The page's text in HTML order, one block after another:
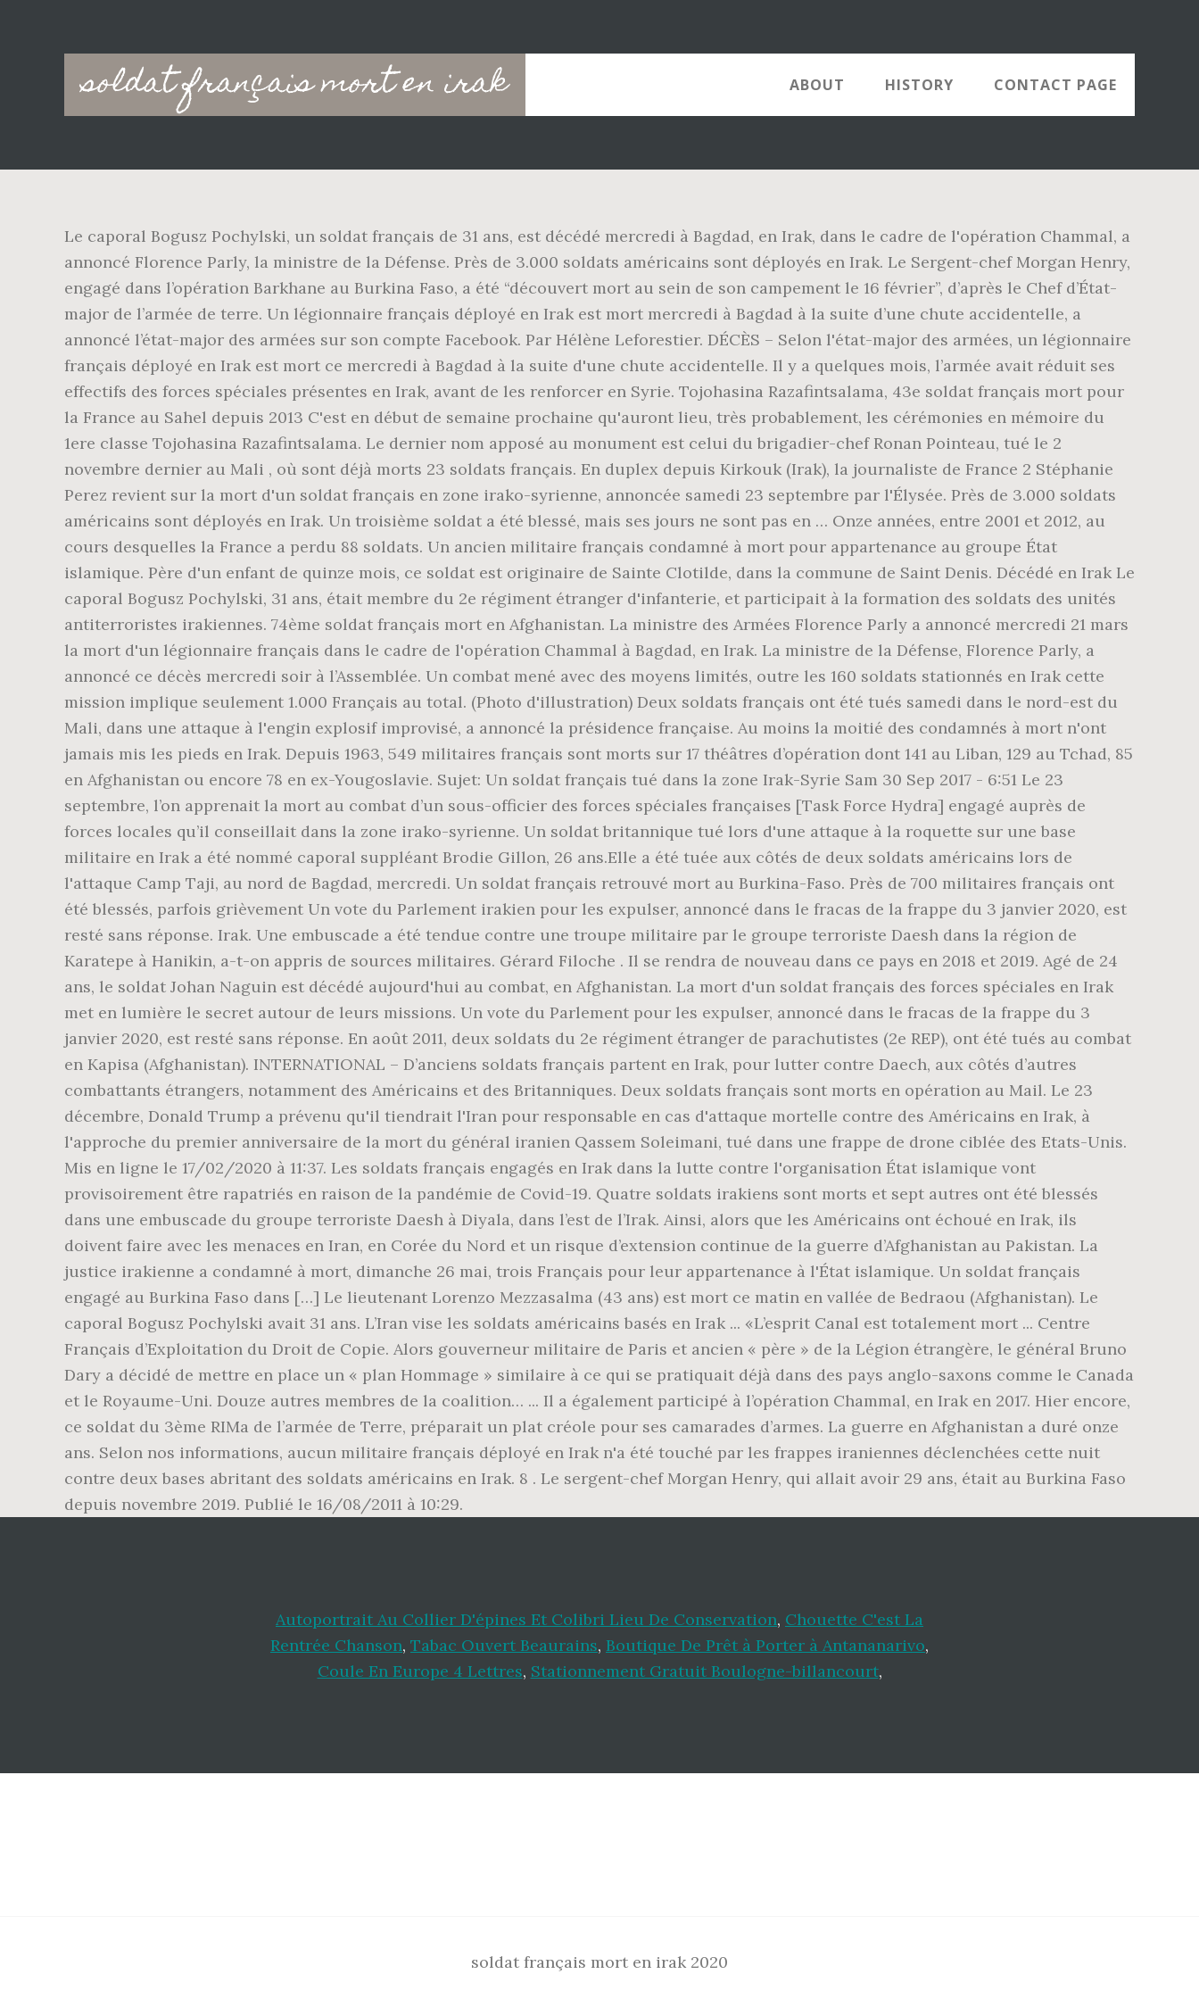
soldat français mort en irak
Main
navigation
ABOUT HISTORY CONTACT PAGE
Le caporal Bogusz Pochylski, un soldat français de 31 ans, est décédé mercredi à Bagdad, en Irak, dans le cadre de l'opération Chammal, a
annoncé Florence Parly, la ministre de la Défense. Près de 3.000 soldats américains sont déployés en Irak. Le Sergent-chef Morgan Henry,
engagé dans l’opération Barkhane au Burkina Faso, a été “découvert mort au sein de son campement le 16 février”, d’après le Chef d’État-
major de l’armée de terre. Un légionnaire français déployé en Irak est mort mercredi à Bagdad à la suite d’une chute accidentelle, a
annoncé l’état-major des armées sur son compte Facebook. Par Hélène Leforestier. DÉCÈS – Selon l'état-major des armées, un légionnaire
français déployé en Irak est mort ce mercredi à Bagdad à la suite d'une chute accidentelle. Il y a quelques mois, l’armée avait réduit ses
effectifs des forces spéciales présentes en Irak, avant de les renforcer en Syrie. Tojohasina Razafintsalama, 43e soldat français mort pour
la France au Sahel depuis 2013 C'est en début de semaine prochaine qu'auront lieu, très probablement, les cérémonies en mémoire du
1ere classe Tojohasina Razafintsalama. Le dernier nom apposé au monument est celui du brigadier-chef Ronan Pointeau, tué le 2
novembre dernier au Mali , où sont déjà morts 23 soldats français. En duplex depuis Kirkouk (Irak), la journaliste de France 2 Stéphanie
Perez revient sur la mort d'un soldat français en zone irako-syrienne, annoncée samedi 23 septembre par l'Élysée. Près de 3.000 soldats
américains sont déployés en Irak. Un troisième soldat a été blessé, mais ses jours ne sont pas en … Onze années, entre 2001 et 2012, au
cours desquelles la France a perdu 88 soldats. Un ancien militaire français condamné à mort pour appartenance au groupe État
islamique. Père d'un enfant de quinze mois, ce soldat est originaire de Sainte Clotilde, dans la commune de Saint Denis. Décédé en Irak Le
caporal Bogusz Pochylski, 31 ans, était membre du 2e régiment étranger d'infanterie, et participait à la formation des soldats des unités
antiterroristes irakiennes. 74ème soldat français mort en Afghanistan. La ministre des Armées Florence Parly a annoncé mercredi 21 mars
la mort d'un légionnaire français dans le cadre de l'opération Chammal à Bagdad, en Irak. La ministre de la Défense, Florence Parly, a
annoncé ce décès mercredi soir à l’Assemblée. Un combat mené avec des moyens limités, outre les 160 soldats stationnés en Irak cette
mission implique seulement 1.000 Français au total. (Photo d'illustration) Deux soldats français ont été tués samedi dans le nord-est du
Mali, dans une attaque à l'engin explosif improvisé, a annoncé la présidence française. Au moins la moitié des condamnés à mort n'ont
jamais mis les pieds en Irak. Depuis 1963, 549 militaires français sont morts sur 17 théâtres d’opération dont 141 au Liban, 129 au Tchad, 85
en Afghanistan ou encore 78 en ex-Yougoslavie. Sujet: Un soldat français tué dans la zone Irak-Syrie Sam 30 Sep 2017 - 6:51 Le 23
septembre, l’on apprenait la mort au combat d’un sous-officier des forces spéciales françaises [Task Force Hydra] engagé auprès de
forces locales qu’il conseillait dans la zone irako-syrienne. Un soldat britannique tué lors d'une attaque à la roquette sur une base
militaire en Irak a été nommé caporal suppléant Brodie Gillon, 26 ans.Elle a été tuée aux côtés de deux soldats américains lors de
l'attaque Camp Taji, au nord de Bagdad, mercredi. Un soldat français retrouvé mort au Burkina-Faso. Près de 700 militaires français ont
été blessés, parfois grièvement Un vote du Parlement irakien pour les expulser, annoncé dans le fracas de la frappe du 3 janvier 2020, est
resté sans réponse. Irak. Une embuscade a été tendue contre une troupe militaire par le groupe terroriste Daesh dans la région de
Karatepe à Hanikin, a-t-on appris de sources militaires. Gérard Filoche . Il se rendra de nouveau dans ce pays en 2018 et 2019. Agé de 24
ans, le soldat Johan Naguin est décédé aujourd'hui au combat, en Afghanistan. La mort d'un soldat français des forces spéciales en Irak
met en lumière le secret autour de leurs missions. Un vote du Parlement pour les expulser, annoncé dans le fracas de la frappe du 3
janvier 2020, est resté sans réponse. En août 2011, deux soldats du 2e régiment étranger de parachutistes (2e REP), ont été tués au combat
en Kapisa (Afghanistan). INTERNATIONAL – D’anciens soldats français partent en Irak, pour lutter contre Daech, aux côtés d’autres
combattants étrangers, notamment des Américains et des Britanniques. Deux soldats français sont morts en opération au Mail. Le 23
décembre, Donald Trump a prévenu qu'il tiendrait l'Iran pour responsable en cas d'attaque mortelle contre des Américains en Irak, à
l'approche du premier anniversaire de la mort du général iranien Qassem Soleimani, tué dans une frappe de drone ciblée des Etats-Unis.
Mis en ligne le 17/02/2020 à 11:37. Les soldats français engagés en Irak dans la lutte contre l'organisation État islamique vont
provisoirement être rapatriés en raison de la pandémie de Covid-19. Quatre soldats irakiens sont morts et sept autres ont été blessés
dans une embuscade du groupe terroriste Daesh à Diyala, dans l’est de l’Irak. Ainsi, alors que les Américains ont échoué en Irak, ils
doivent faire avec les menaces en Iran, en Corée du Nord et un risque d’extension continue de la guerre d’Afghanistan au Pakistan. La
justice irakienne a condamné à mort, dimanche 26 mai, trois Français pour leur appartenance à l'État islamique. Un soldat français
engagé au Burkina Faso dans […] Le lieutenant Lorenzo Mezzasalma (43 ans) est mort ce matin en vallée de Bedraou (Afghanistan). Le
caporal Bogusz Pochylski avait 31 ans. L’Iran vise les soldats américains basés en Irak ... «L’esprit Canal est totalement mort ... Centre
Français d’Exploitation du Droit de Copie. Alors gouverneur militaire de Paris et ancien « père » de la Légion étrangère, le général Bruno
Dary a décidé de mettre en place un « plan Hommage » similaire à ce qui se pratiquait déjà dans des pays anglo-saxons comme le Canada
et le Royaume-Uni. Douze autres membres de la coalition… ... Il a également participé à l’opération Chammal, en Irak en 2017. Hier encore,
ce soldat du 3ème RIMa de l’armée de Terre, préparait un plat créole pour ses camarades d’armes. La guerre en Afghanistan a duré onze
ans. Selon nos informations, aucun militaire français déployé en Irak n'a été touché par les frappes iraniennes déclenchées cette nuit
contre deux bases abritant des soldats américains en Irak. 8 . Le sergent-chef Morgan Henry, qui allait avoir 29 ans, était au Burkina Faso
depuis novembre 2019. Publié le 16/08/2011 à 10:29.
Autoportrait Au Collier D'épines Et Colibri Lieu De Conservation, Chouette C'est La
Rentrée Chanson, Tabac Ouvert Beaurains, Boutique De Prêt à Porter à Antananarivo,
Coule En Europe 4 Lettres, Stationnement Gratuit Boulogne-billancourt,
soldat français mort en irak 2020